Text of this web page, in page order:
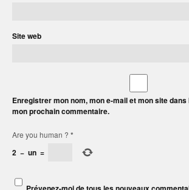
Site web
Enregistrer mon nom, mon e-mail et mon site
mon prochain commentaire.
Are you human ? *
2 − un =